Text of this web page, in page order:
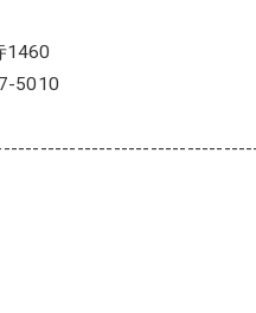
1460
5010